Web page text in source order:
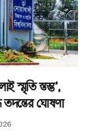
স্মৃতি স্তম্ভ’,
তদন্তের ঘোষণা